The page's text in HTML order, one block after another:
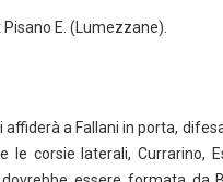
E. (Lumezzane).
affiderà a Fallani in porta,
le corsie laterali, Currarino,